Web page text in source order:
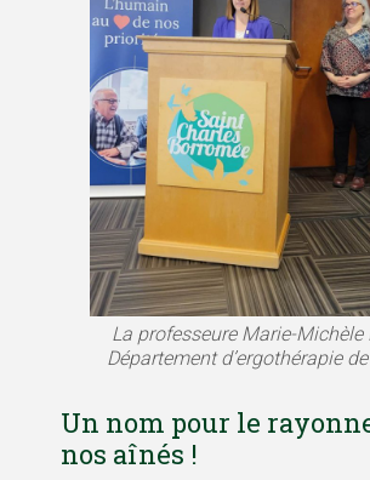
La professeure Marie-Michèle
Département d’ergothérapie de
Un nom pour le
nos aînés !